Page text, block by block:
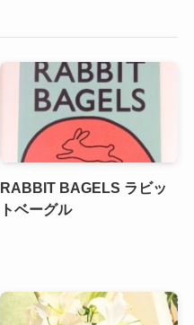
RABBIT BAGELS ラビッ
トベーグル